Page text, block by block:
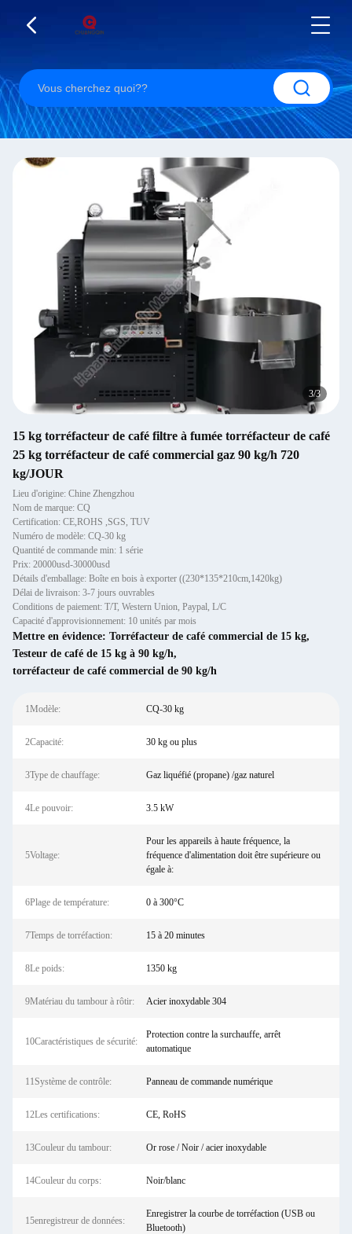
1/3
15 kg torréfacteur de café filtre à fumée torréfacteur de café
25 kg torréfacteur de café commercial gaz 90 kg/h 720
kg/JOUR
Lieu d'origine: Chine Zhengzhou
Nom de marque: CQ
Certification: CE,ROHS ,SGS, TUV
Numéro de modèle: CQ-30 kg
Quantité de commande min: 1 série
Prix: 20000usd-30000usd
Détails d'emballage: Boîte en bois à exporter ((230*135*210cm,1420kg)
Délai de livraison: 3-7 jours ouvrables
Conditions de paiement: T/T, Western Union, Paypal, L/C
Capacité d'approvisionnement: 10 unités par mois
Mettre en évidence: Torréfacteur de café commercial de 15 kg,
Testeur de café de 15 kg à 90 kg/h,
torréfacteur de café commercial de 90 kg/h
1Modèle: CQ-30 kg
2Capacité: 30 kg ou plus
3Type de chauffage: Gaz liquéfié (propane) /gaz naturel
4Le pouvoir: 3.5 kW
5Voltage:
Pour les appareils à haute fréquence, la
fréquence d'alimentation doit être supérieure ou
égale à:
6Plage de température: 0 à 300°C
7Temps de torréfaction: 15 à 20 minutes
8Le poids: 1350 kg
9Matériau du tambour à rôtir: Acier inoxydable 304
10Caractéristiques de sécurité:
Protection contre la surchauffe, arrêt
automatique
11Système de contrôle: Panneau de commande numérique
12Les certifications: CE, RoHS
13Couleur du tambour: Or rose / Noir / acier inoxydable
14Couleur du corps: Noir/blanc
15enregistreur de données:
Enregistrer la courbe de torréfaction (USB ou
Bluetooth)